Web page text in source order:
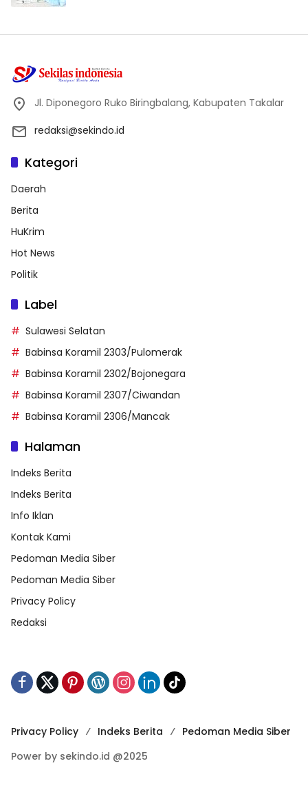
Jl. Diponegoro Ruko Biringbalang, Kabupaten Takalar
redaksi@sekindo.id
Kategori
Daerah
Berita
HuKrim
Hot News
Politik
Label
Sulawesi Selatan
Babinsa Koramil 2303/Pulomerak
Babinsa Koramil 2302/Bojonegara
Babinsa Koramil 2307/Ciwandan
Babinsa Koramil 2306/Mancak
Halaman
Indeks Berita
Indeks Berita
Info Iklan
Kontak Kami
Pedoman Media Siber
Pedoman Media Siber
Privacy Policy
Redaksi
Privacy Policy Indeks Berita
Pedoman Media Siber
Power by sekindo.id @2025